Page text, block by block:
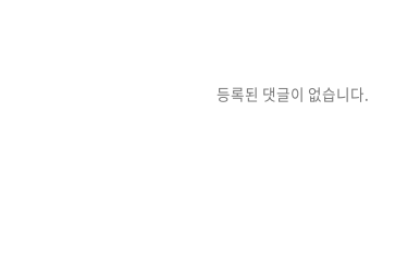
등록된 댓글이 없습니다.